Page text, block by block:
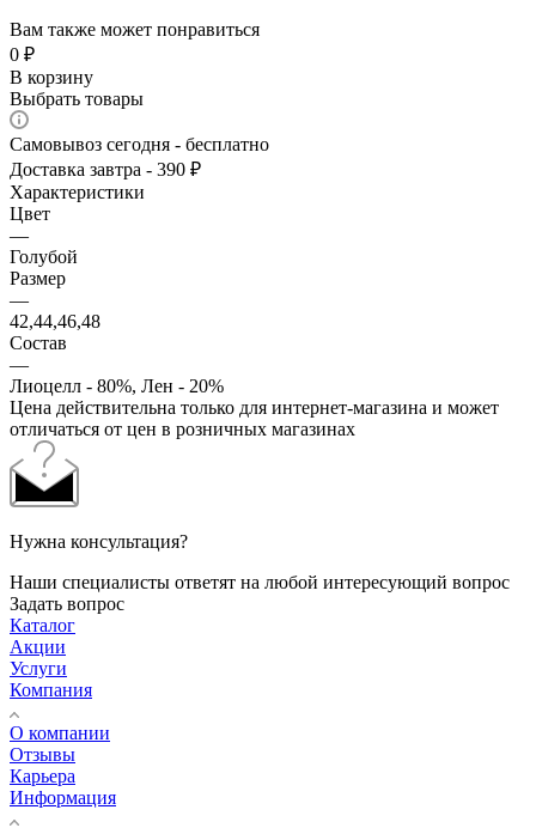
Вам также может понравиться
0 ₽
В корзину
Выбрать товары
Самовывоз сегодня - бесплатно
Доставка завтра - 390 ₽
Характеристики
Цвет
—
Голубой
Размер
—
42,44,46,48
Состав
—
Лиоцелл - 80%, Лен - 20%
Цена действительна только для интернет-магазина и может
отличаться от цен в розничных магазинах
Нужна консультация?
Наши специалисты ответят на любой интересующий вопрос
Задать вопрос
Каталог
Акции
Услуги
Компания
О компании
Отзывы
Карьера
Информация